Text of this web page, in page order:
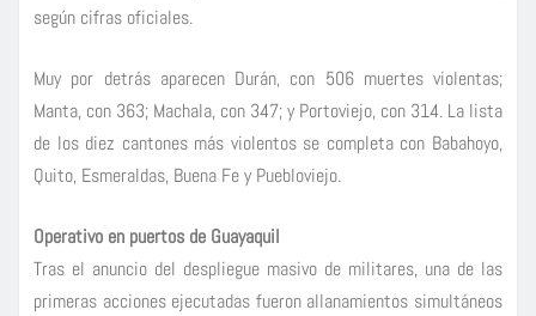
según cifras oficiales.
Muy por detrás aparecen Durán, con 506 muertes violentas;
Manta, con 363; Machala, con 347; y Portoviejo, con 314. La lista
de los diez cantones más violentos se completa con Babahoyo,
Quito, Esmeraldas, Buena Fe y Puebloviejo.
Operativo en puertos de Guayaquil
Tras el anuncio del despliegue masivo de militares, una de las
primeras acciones ejecutadas fueron allanamientos simultáneos